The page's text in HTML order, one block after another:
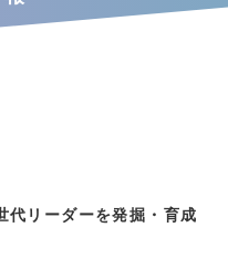
代リーダーを発掘・育成